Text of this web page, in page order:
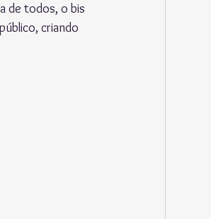
de todos, o bis
criando